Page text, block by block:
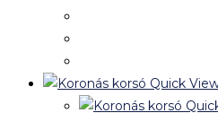
Quick